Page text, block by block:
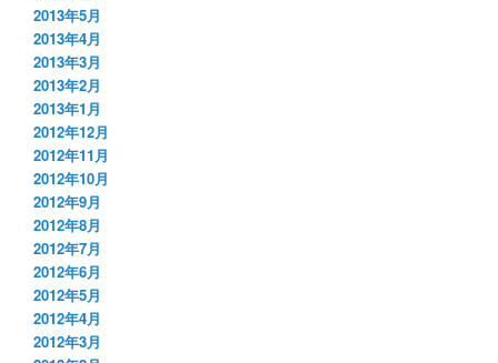
2013年5月
2013年4月
2013年3月
2013年2月
2013年1月
2012年12月
2012年11月
2012年10月
2012年9月
2012年8月
2012年7月
2012年6月
2012年5月
2012年4月
2012年3月